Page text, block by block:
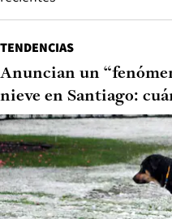
TENDENCIAS
Anuncian un
nieve en Santiago: